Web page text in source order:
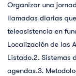
Organizar una
llamadas diarias
teleasistencia en
Localización de las
Listado.2. Sistemas
agendas.3.